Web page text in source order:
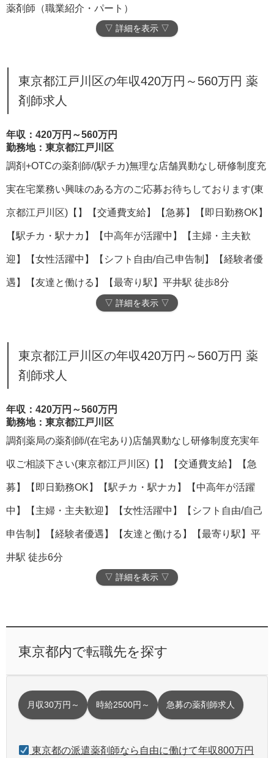
薬剤師（職業紹介・パート）
▽ 詳細を表示 ▽
東京都江戸川区の年収420万円～560万円 薬
剤師求人
年収：420万円～560万円
勤務地：東京都江戸川区
調剤+OTCの薬剤師/(駅チカ)無理な店舗異動なし研修制度充
実在宅業務い興味のある方のご応募お待ちしております(東
京都江戸川区)【】【交通費支給】【急募】【即日勤務OK】
【駅チカ・駅ナカ】【中高年が活躍中】【主婦・主夫歓
迎】【女性活躍中】【シフト自由/自己申告制】【経験者優
遇】【友達と働ける】【最寄り駅】平井駅 徒歩8分
▽ 詳細を表示 ▽
東京都江戸川区の年収420万円～560万円 薬
剤師求人
年収：420万円～560万円
勤務地：東京都江戸川区
調剤薬局の薬剤師/(在宅あり)店舗異動なし研修制度充実年
収ご相談下さい(東京都江戸川区)【】【交通費支給】【急
募】【即日勤務OK】【駅チカ・駅ナカ】【中高年が活躍
中】【主婦・主夫歓迎】【女性活躍中】【シフト自由/自己
申告制】【経験者優遇】【友達と働ける】【最寄り駅】平
井駅 徒歩6分
▽ 詳細を表示 ▽
東京都内で転職先を探す
月収30万円～ 時給2500円～ 急募の薬剤師求人
東京都の派遣薬剤師なら自由に働けて年収800万円